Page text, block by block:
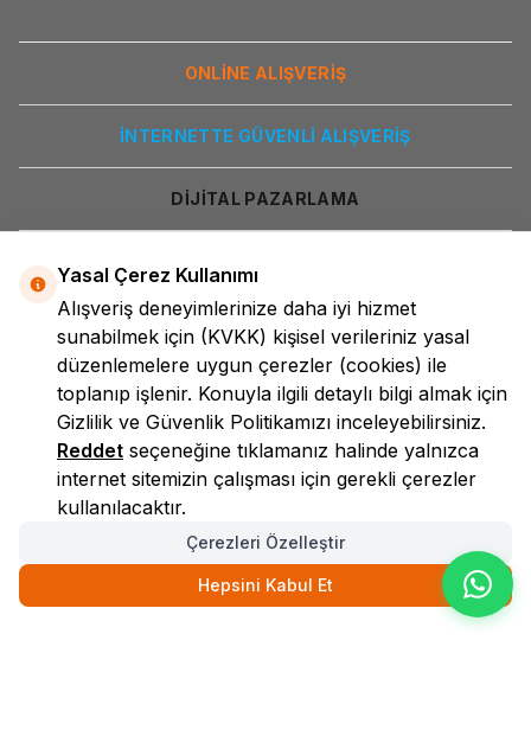
ONLİNE ALIŞVERİŞ
İNTERNETTE GÜVENLİ ALIŞVERİŞ
DİJİTAL PAZARLAMA
LokmanAVM
Yasal Çerez Kullanımı
Alışveriş deneyimlerinize daha iyi hizmet
sunabilmek için (KVKK) kişisel verileriniz yasal
düzenlemelere uygun çerezler (cookies) ile
toplanıp işlenir. Konuyla ilgili detaylı bilgi almak için
Gizlilik ve Güvenlik Politikamızı inceleyebilirsiniz.
Reddet seçeneğine tıklamanız halinde yalnızca
internet sitemizin çalışması için gerekli çerezler
kullanılacaktır.
Çerezleri Özelleştir
Hepsini Kabul Et